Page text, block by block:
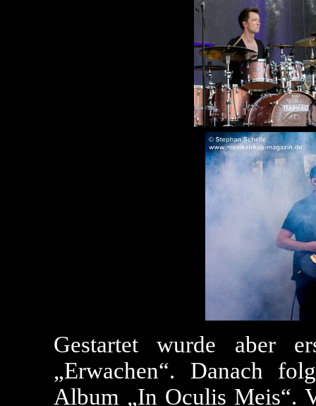
Gestartet wurde aber
„Erwachen“. Danach
Album „In Oculis Meis“.